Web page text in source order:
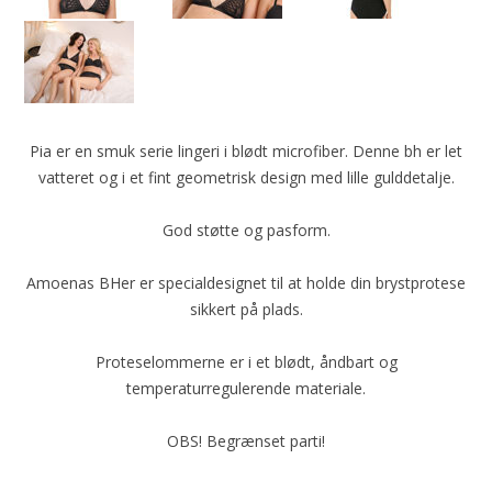
Pia er en smuk serie lingeri i blødt microfiber. Denne bh er let
vatteret og i et fint geometrisk design med lille gulddetalje.
God støtte og pasform.
Amoenas BHer er specialdesignet til at holde din brystprotese
sikkert på plads.
Proteselommerne er i et blødt, åndbart og
temperaturregulerende materiale.
OBS! Begrænset parti!